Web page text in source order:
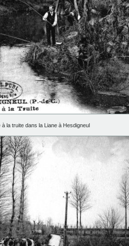
à la truite dans la Liane à Hesdigneul